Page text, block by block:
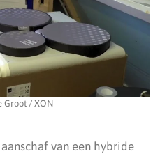
Groot / XON
van een hybride